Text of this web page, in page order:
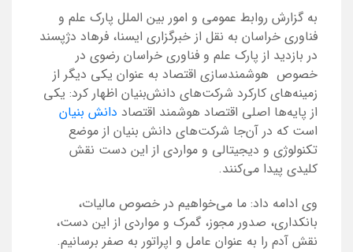
به گزارش روابط عمومی و امور بین الملل پارک علم و
فناوری خراسان به نقل از خبرگزاری ایسنا، فرهاد دژپسند
در بازدید از پارک علم و فناوری خراسان رضوی در
خصوص هوشمندسازی اقتصاد به عنوان یکی دیگر از
زمینه‌های کارکرد شرکت‌های دانش‌بنیان اظهار کرد: یکی
از پایه‌ها اصلی اقتصاد هوشمند اقتصاد دانش بنیان
است که در آن‌جا شرکت‌های دانش بنیان از موضع
تکنولوژی و دیجیتالی و مواردی از این دست نقش
کلیدی پیدا می‌کنند.
وی ادامه داد: ما می‌خواهیم در خصوص مالیات،
بانکداری، صدور مجوز، گمرک و مواردی از این دست،
نقش آدم را به عنوان عامل و اپراتور به صفر برسانیم.